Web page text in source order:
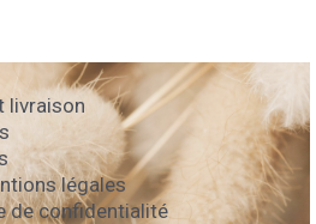
livraison
légales
de confidentialité